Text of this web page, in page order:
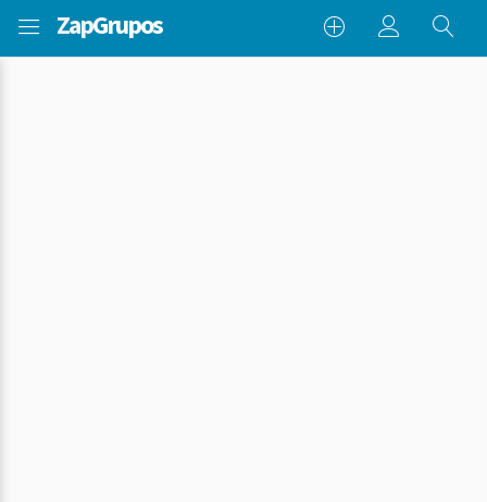
ZapGrupos